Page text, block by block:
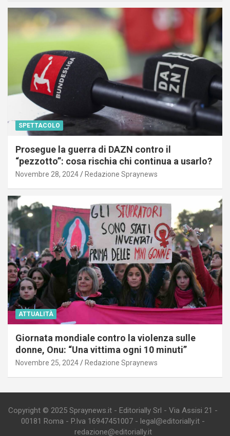
SPETTACOLO
Prosegue la guerra di DAZN contro il
“pezzotto”: cosa rischia chi continua a usarlo?
Novembre 28, 2024 Redazione Spraynews
ATTUALITÀ
Giornata mondiale contro la violenza sulle
donne, Onu: “Una vittima ogni 10 minuti”
Novembre 25, 2024 Redazione Spraynews
Copyright © 2025 Spraynews.it - Editorially Srl - Via Assisi 21 -
00181 Roma - P.Iva 16947451007 - legal@editorially.it -
redazione@editorially.it